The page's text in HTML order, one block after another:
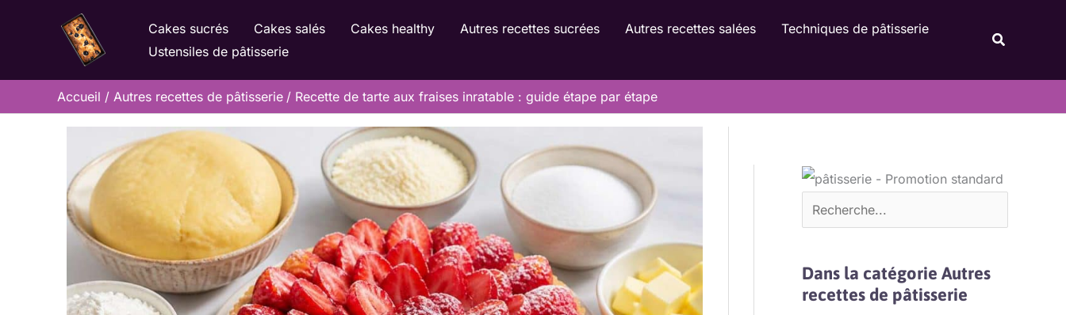
Cakes sucrés Cakes salés Cakes healthy Autres recettes sucrées Autres recettes salées
Techniques de pâtisserie
Ustensiles de pâtisserie
Accueil Autres recettes de pâtisserie Recette de tarte aux fraises inratable : guide étape par étape
Dans la catégorie Autres
recettes de pâtisserie